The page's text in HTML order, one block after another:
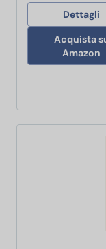
Dettagli
Acquista
Amazon